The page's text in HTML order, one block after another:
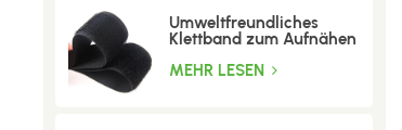
Umweltfreundliches
Klettband zum Aufnähen
MEHR LESEN